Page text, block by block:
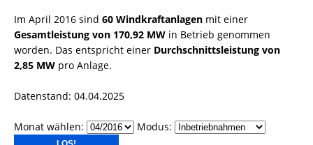
Im April 2016 sind 60 Windkraftanlagen mit einer
Gesamtleistung von 170,92 MW in Betrieb genommen
worden. Das entspricht einer Durchschnittsleistung von
2,85 MW pro Anlage.
Datenstand: 04.04.2025
Monat wählen: Modus: